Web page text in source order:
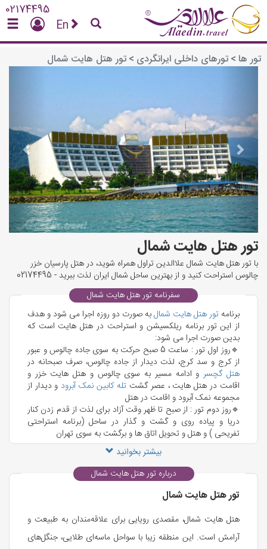
02174495
En
تور ها >تورهای داخلی ایرانگردی >تور هتل هایت شمال
تور هتل هایت شمال
با تور هتل هایت شمال علاالدین تراول همراه شوید، در هتل پارسیان خزر
چالوس استراحت کنید و از بهترین ساحل شمال ایران لذت ببرید - 02174495
سفرنامه تور هتل هایت شمال
برنامه تور هتل هایت شمالبه صورت دو روزه اجرا می شود و هدف
از این تور برنامه ریلکسیشن و استراحت در هتل هایت است که
بدین صورت اجرا می شود:
🔹روز اول تور : ساعت 5 صبح حرکت به سوی جاده چالوس و عبور
از کرج و سد کرج، لذت دیدار از جاده چالوس، صرف صبحانه در
هتل گچسر و ادامه مسیر به سوی چالوس و هتل هایت خزر و
اقامت در هتل هایت ، عصر گشت تله کابین نمک آبرود و دیدار از
مجموعه نمک آبرود و اقامت در هتل
🔹روز دوم تور : از صبح تا ظهر وقت آزاد برای لذت از قدم زدن کنار
دریا و پیاده روی و گشت و گذار در ساحل (برنامه استراحتی
تفریحی ) و هتل و تحویل اتاق ها و برگشت به سوی تهران
بیشتر بخوانید
درباره تور هتل هایت شمال
تور هتل هایت شمال
هتل هایت شمال، مقصدی رویایی برای علاقه‌مندان به طبیعت و
آرامش است. این منطقه زیبا با سواحل ماسه‌ای طلایی، جنگل‌های